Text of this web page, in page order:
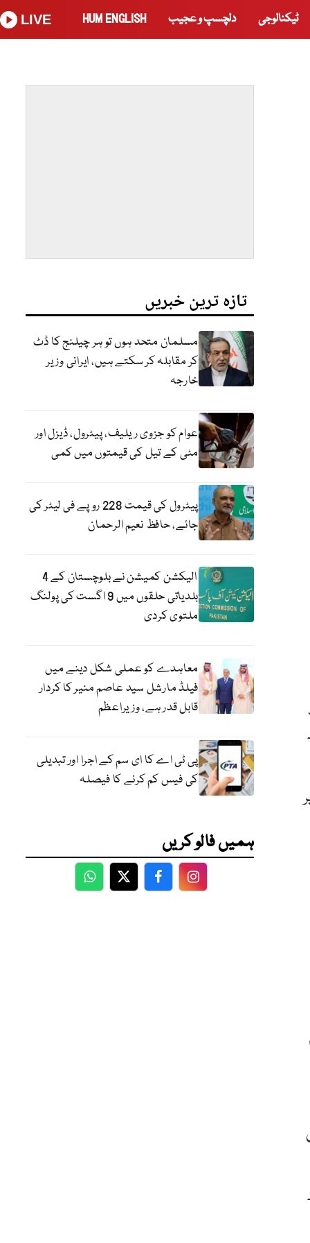
ٹیکنالوجی دلچسپ و عجیب HUM ENGLISH
LIVE
تازہ ترین خبریں
مسلمان متحد ہوں تو ہر چیلنج کا ڈٹ
کر مقابلہ کر سکتے ہیں، ایرانی وزیر
خارجہ
عوام کو جزوی ریلیف، پیٹرول، ڈیزل اور
مٹی کے تیل کی قیمتوں میں کمی
پیٹرول کی قیمت 228 روپے فی لیٹر کی
جائے، حافظ نعیم الرحمان
الیکشن کمیشن نے بلوچستان کے 4
بلدیاتی حلقوں میں 9 اگست کی پولنگ
ملتوی کردی
معاہدے کو عملی شکل دینے میں
فیلڈ مارشل سید عاصم منیر کا کردار
قابل قدر ہے، وزیراعظم
پی ٹی اے کا ای سم کے اجرا اور تبدیلی
کی فیس کم کرنے کا فیصلہ
ہمیں فالو کریں
WhatsApp
TwitterFacebookFacebook